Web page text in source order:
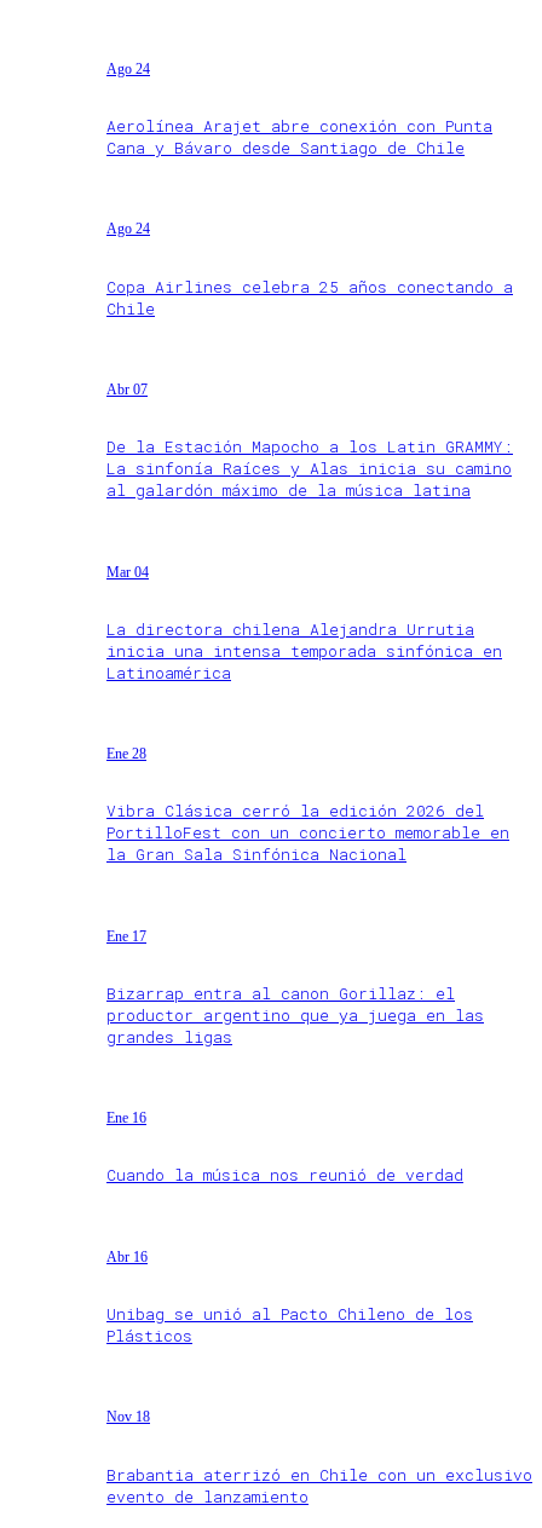
Ago 24
Aerolínea Arajet abre conexión con Punta
Cana y Bávaro desde Santiago de Chile
Ago 24
Copa Airlines celebra 25 años conectando a
Chile
Abr 07
De la Estación Mapocho a los Latin GRAMMY:
La sinfonía Raíces y Alas inicia su camino
al galardón máximo de la música latina
Mar 04
La directora chilena Alejandra Urrutia
inicia una intensa temporada sinfónica en
Latinoamérica
Ene 28
Vibra Clásica cerró la edición 2026 del
PortilloFest con un concierto memorable en
la Gran Sala Sinfónica Nacional
Ene 17
Bizarrap entra al canon Gorillaz: el
productor argentino que ya juega en las
grandes ligas
Ene 16
Cuando la música nos reunió de verdad
Abr 16
Unibag se unió al Pacto Chileno de los
Plásticos
Nov 18
Brabantia aterrizó en Chile con un exclusivo
evento de lanzamiento